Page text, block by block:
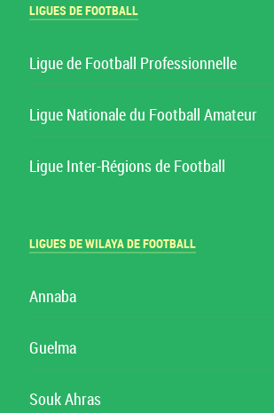
LIGUES DE FOOTBALL
Ligue de Football Professionnelle
Ligue Nationale du Football Amateur
Ligue Inter-Régions de Football
LIGUES DE WILAYA DE FOOTBALL
Annaba
Guelma
Souk Ahras